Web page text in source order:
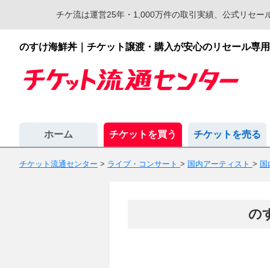
チケ流は運営25年・1,000万件の取引実績、公式リセー
のすけ海鮮丼｜チケット譲渡・購入が安心のリセール専
ホーム チケットを買う チケットを売る
チケット流通センター > ライブ・コンサート > 国内アーティスト >
の